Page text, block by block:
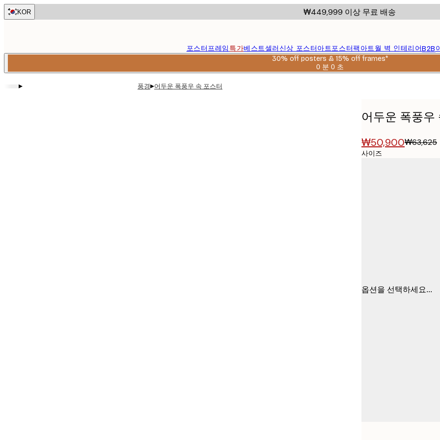
Skip
to
KOR ₩449,999 이상 무료 배송
포스터프레임 특가베스트셀러 신상 포스터아트포스터팩 아트월 벽 인테리어B2B
30% off posters & 15% off frames*
0 분 0 초
유
▸ 풍경▸어두운 폭풍우 속 포스터
어두운 폭풍우
₩50,900₩63,625
사이즈
옵션을 선택하세요...